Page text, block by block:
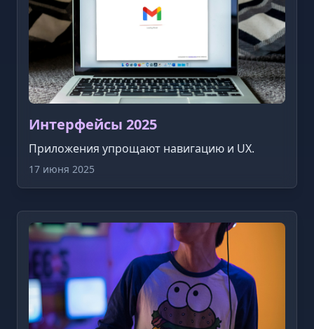
Интерфейсы 2025
Приложения упрощают навигацию и UX.
17 июня 2025